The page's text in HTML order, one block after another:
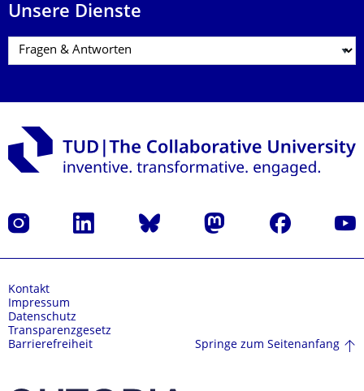
Unsere Dienste
Instagram LinkedIn Bluesky Mastodon Facebook
Kontakt
Impressum
Datenschutz
Transparenzgesetz
Barrierefreiheit
Springe zum Seitenanfang